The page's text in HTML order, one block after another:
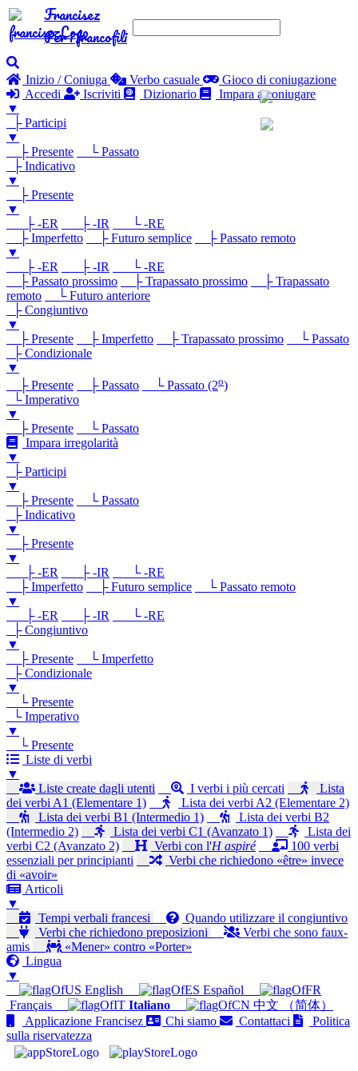
Francisez
Per i francofili
Inizio / Coniuga Verbo casuale
Gioco di coniugazione
Accedi
Iscriviti Dizionario
Impara a coniugare
▼
├ Participi
▼
├ Presente
└ Passato
├ Indicativo
▼
├ Presente
▼
├ -ER
├ -IR
└ -RE
├ Imperfetto
├ Futuro semplice
├ Passato remoto
▼
├ -ER
├ -IR
└ -RE
├ Passato prossimo
├ Trapassato prossimo
├ Trapassato
remoto
└ Futuro anteriore
├ Congiuntivo
▼
├ Presente
├ Imperfetto ├ Trapassato prossimo
└ Passato
├ Condizionale
▼
├ Presente
├ Passato └ Passato (2o)
└ Imperativo
▼
├ Presente
└ Passato
Impara irregolarità
▼
├ Participi
▼
├ Presente
└ Passato
├ Indicativo
▼
├ Presente
▼
├ -ER
├ -IR
└ -RE
├ Imperfetto
├ Futuro semplice
└ Passato remoto
▼
├ -ER
├ -IR
└ -RE
├ Congiuntivo
▼
├ Presente
└ Imperfetto
├ Condizionale
▼
└ Presente
└ Imperativo
▼
└ Presente
Liste di verbi
▼
Liste create dagli utenti
I verbi i più cercati
Lista
dei verbi A1 (Elementare 1)
Lista dei verbi A2 (Elementare 2)
Lista dei verbi B1 (Intermedio 1)
Lista dei verbi B2
(Intermedio 2)
Lista dei verbi C1 (Avanzato 1)
Lista dei
verbi C2 (Avanzato 2)
Verbi con l'H aspiré
100 verbi
essenziali per principianti
Verbi che richiedono «être» invece
di «avoir»
Articoli
▼
Tempi verbali francesi
Quando utilizzare il congiuntivo
Verbi che richiedono preposizioni
Verbi che sono faux-
amis
«Mener» contro «Porter»
Lingua
▼
English
Español
Français
Italiano
中文 （简体）
Applicazione Francisez
Chi siamo Contattaci
Politica
sulla riservatezza